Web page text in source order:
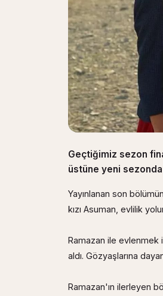
Geçtiğimiz sezon
üstüne yeni sezonda
Yayınlanan son
kızı Asuman, evlilik
Ramazan ile evlenmek
aldı. Gözyaşlarına
Ramazan'ın ilerleyen